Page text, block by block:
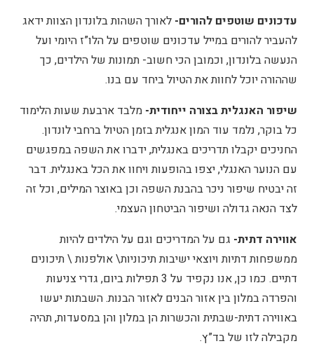
עדכונים שוטפים להורים- לאורך השהות בלונדון הצוות ידאג
להעביר להורים במייל עדכונים שוטפים על הלו”ז היומי ועל
הנעשה בלונדון, וכמובן הכי חשוב- תמונות של הילדים, כך
שההורה יוכל לחוות את הטיול ביחד עם בנו.
שיפור האנגלית בצורה ייחודית- מלבד ארבעת שעות הלימוד
כל בוקר, נלמד עוד המון אנגלית בזמן הטיול ברחבי לונדון.
החניכים יקבלו תדריכים באנגלית, ידברו את השפה במפגשים
עם הנוער האנגלי, יצפו בהופעות ויחוו את הכל באנגלית. דבר
זה יבטיח שיפור ניכר בהבנת השפה וכן באוצר המילים, וכל זה
לצד הנאה גדולה ושיפור הביטחון העצמי.
אווירה דתית- גם על המדריכים וגם על הילדים להיות
ממשפחות דתיות ויוצאי ישיבות תיכוניות\ אולפנות \ תיכונים
דתיים. כמו כן, אנו נקפיד על 3 תפילות ביום, גדרי צניעות
והפרדה במלון בין אזור הבנים לאזור הבנות. השבתות יעשו
באווירה דתית-שבתית והכשרות הן במלון והן במסעדות, תהיה
מקבילה לזו של בד”ץ.